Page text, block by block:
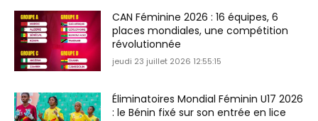
CAN Féminine 2026 : 16 équipes, 6
places mondiales, une compétition
révolutionnée
jeudi 23 juillet 2026 12:55:15
Éliminatoires Mondial Féminin U17 2026
: le Bénin fixé sur son entrée en lice